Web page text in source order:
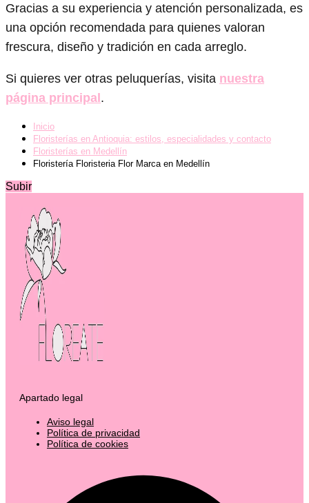
Gracias a su experiencia y atención personalizada, es
una opción recomendada para quienes valoran
frescura, diseño y tradición en cada arreglo.
Si quieres ver otras peluquerías, visita nuestra
página principal.
Inicio
Floristerías en Antioquia: estilos, especialidades y contacto
Floristerías en Medellín
Floristería Floristeria Flor Marca en Medellín
Subir
Apartado legal
Aviso legal
Política de privacidad
Política de cookies